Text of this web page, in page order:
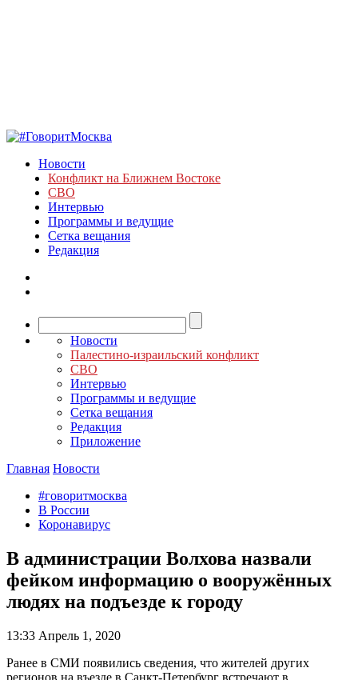
Новости
Конфликт на Ближнем Востоке
СВО
Интервью
Программы и ведущие
Сетка вещания
Редакция
Новости
Палестино-израильский конфликт
СВО
Интервью
Программы и ведущие
Сетка вещания
Редакция
Приложение
Главная Новости
#говоритмосква
В России
Коронавирус
В администрации Волхова назвали
фейком информацию о вооружённых
людях на подъезде к городу
13:33 Апрель 1, 2020
Ранее в СМИ появились сведения, что жителей других
регионов на въезде в Санкт-Петербург встречают в